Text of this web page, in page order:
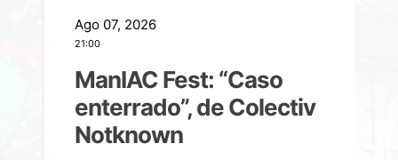
Ago 07, 2026
21:00
ManIAC Fest: “Caso
enterrado”, de Colectiv
Notknown